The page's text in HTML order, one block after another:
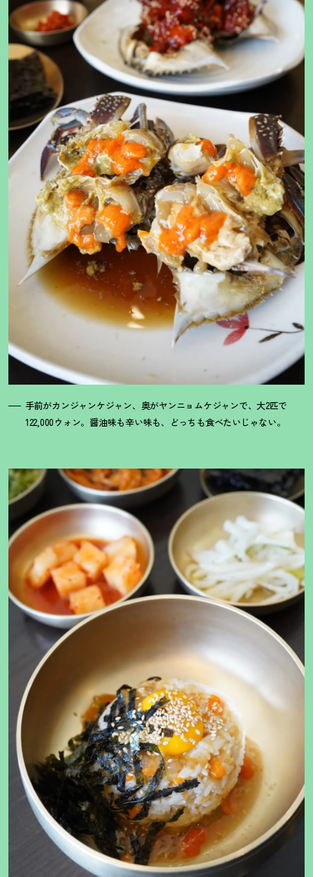
手前がカンジャンケジャン、奥がヤンニョムケジャンで、大2匹で
122,000ウォン。醤油味も辛い味も、どっちも食べたいじゃない。